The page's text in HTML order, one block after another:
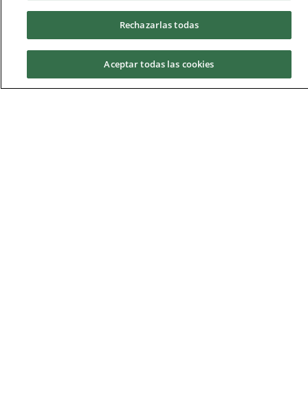
Dieta y Alimentación. Enfermería:
Cuidados y Programas de Atención.
Rechazarlas todas
Aceptar todas las cookies